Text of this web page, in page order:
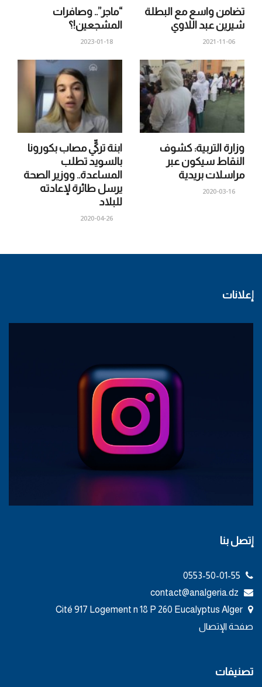
“ماجر”.. وصافرات
المشجعين!؟
2023-01-18
تضامن واسع مع البطلة
شيرين عبد اللاوي
2021-11-06
ابنة تركيٍّ مصاب بكورونا
بالسويد تطلب
المساعدة.. ووزير الصحة
يرسل طائرة لإعادته
للبلاد
2020-04-26
وزارة التربية: كشوف
النقاط سيكون عبر
مراسلات بريدية
2020-03-16
إعلانات
إتصل بنا
صفحة الإتصال
تصنيفات